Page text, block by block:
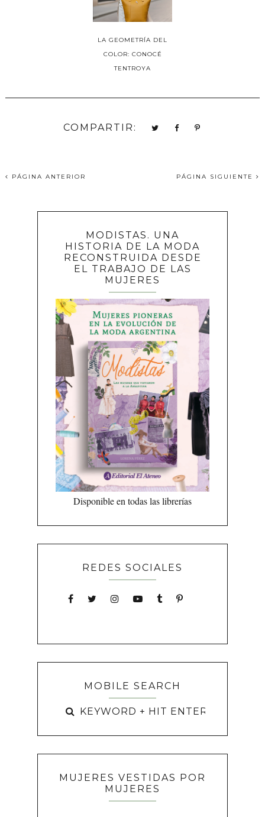
LA GEOMETRÍA DEL
COLOR: CONOCÉ
TENTROYA
COMPARTIR:
PÁGINA ANTERIOR PÁGINA SIGUIENTE
MODISTAS. UNA
HISTORIA DE LA MODA
RECONSTRUIDA DESDE
EL TRABAJO DE LAS
MUJERES
Disponible en todas las librerías
REDES SOCIALES
MOBILE SEARCH
MUJERES VESTIDAS POR
MUJERES